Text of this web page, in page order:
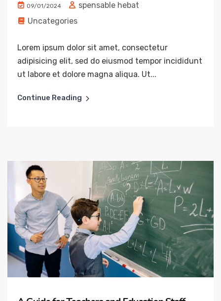
09/01/2024
spensable hebat
Uncategories
Lorem ipsum dolor sit amet, consectetur
adipisicing elit, sed do eiusmod tempor incididunt
ut labore et dolore magna aliqua. Ut...
Continue Reading